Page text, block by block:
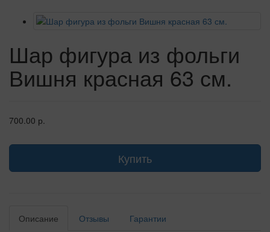
Шар фигура из фольги
Вишня красная 63 см.
700.00 р.
Купить
Описание Отзывы Гарантии